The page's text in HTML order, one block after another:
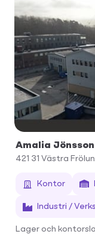
Amalia
421 31 Västra
Kontor
Industri /
Lager och